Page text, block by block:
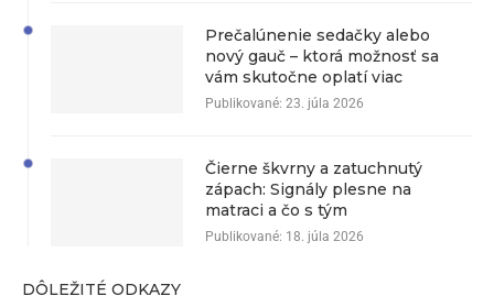
Prečalúnenie sedačky alebo
nový gauč – ktorá možnosť sa
vám skutočne oplatí viac
Publikované: 23. júla 2026
Čierne škvrny a zatuchnutý
zápach: Signály plesne na
matraci a čo s tým
Publikované: 18. júla 2026
DÔLEŽITÉ ODKAZY